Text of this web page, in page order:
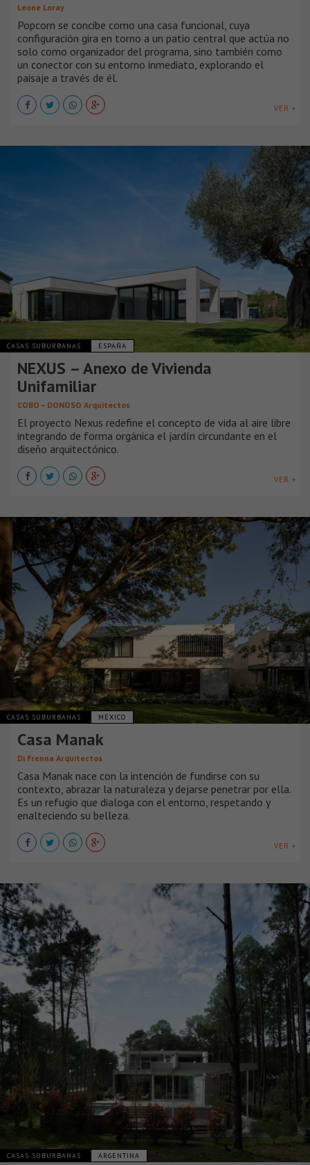
Leone Loray
Popcorn se concibe como una casa funcional, cuya
configuración gira en torno a un patio central que actúa no
solo como organizador del programa, sino también como
un conector con su entorno inmediato, explorando el
paisaje a través de él.
VER +
CASAS SUBURBANAS ESPAÑA
NEXUS – Anexo de Vivienda
Unifamiliar
COBO – DONOSO Arquitectos
El proyecto Nexus redefine el concepto de vida al aire libre
integrando de forma orgánica el jardín circundante en el
diseño arquitectónico.
VER +
CASAS SUBURBANAS MÉXICO
Casa Manak
Di Frenna Arquitectos
Casa Manak nace con la intención de fundirse con su
contexto, abrazar la naturaleza y dejarse penetrar por ella.
Es un refugio que dialoga con el entorno, respetando y
enalteciendo su belleza.
VER +
CASAS SUBURBANAS ARGENTINA